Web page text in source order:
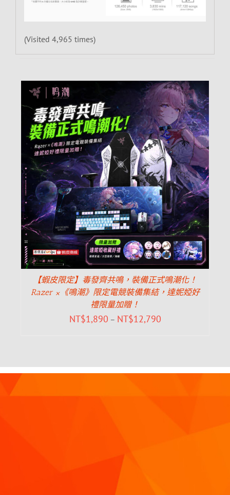
(Visited 4,965 times)
【蝦皮限定】毒發齊共鳴，裝備正式鳴潮化！
Razer ×《鳴潮》限定電競裝備集結，達妮婭好
禮限量加贈！
NT$1,890 – NT$12,790